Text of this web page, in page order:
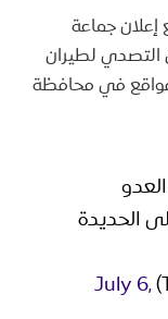
إعلان جماعة
تمكنت من التصدي لطيران
في محافظة
الحديدة
July 6,